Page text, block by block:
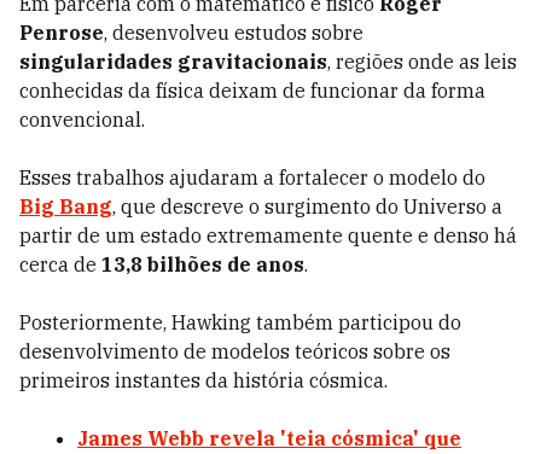
Penrose, desenvolveu estudos sobre
singularidades gravitacionais, regiões onde as leis
conhecidas da física deixam de funcionar da forma
convencional.
Esses trabalhos ajudaram a fortalecer o modelo do
Big Bang, que descreve o surgimento do Universo a
partir de um estado extremamente quente e denso há
cerca de 13,8 bilhões de anos.
Posteriormente, Hawking também participou do
desenvolvimento de modelos teóricos sobre os
primeiros instantes da história cósmica.
James Webb revela 'teia cósmica' que